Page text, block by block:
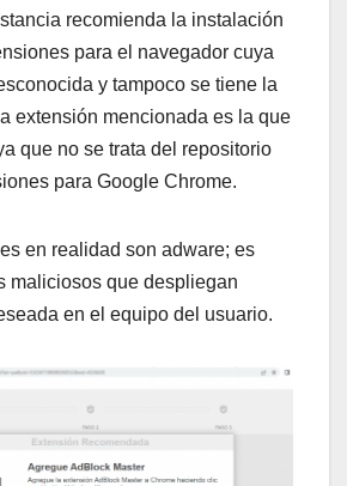
recomienda la instalación
para el navegador cuya
y tampoco se tiene la
extensión mencionada es la que
que no se trata del repositorio
para Google Chrome.
en realidad son adware; es
maliciosos que despliegan
en el equipo del usuario.